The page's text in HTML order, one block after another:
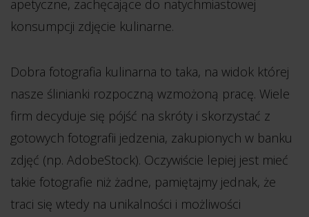
apetyczne, zachęcające do natychmiastowej
konsumpcji zdjęcie kulinarne.
Dobra fotografia kulinarna to taka, na widok której
nasze ślinianki rozpoczną wzmożoną pracę. Wiele
firm decyduje się pójść na skróty i skorzystać z
gotowych fotografii jedzenia, zakupionych w banku
zdjęć (np. AdobeStock). Oczywiście lepiej jest mieć
takie fotografie niż żadne, pamiętajmy jednak, że
traci się wtedy na unikalności i możliwości